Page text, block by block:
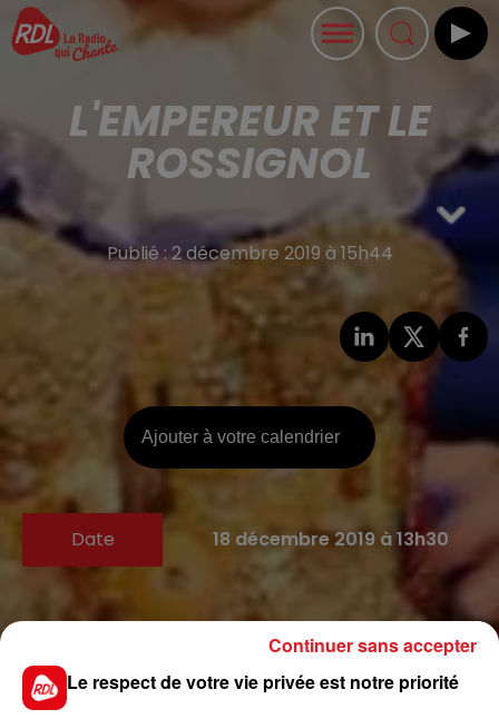
L'EMPEREUR ET LE
ROSSIGNOL
Publié : 2 décembre 2019 à 15h44
Ajouter à votre calendrier
Date 18 décembre 2019 à 13h30
Place Albert Denvers
Le respect de votre vie privée est notre priorité
Continuer sans accepter